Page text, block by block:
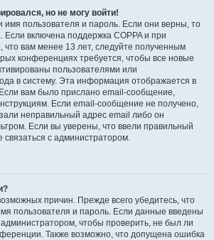
но не могу войти!
имя пользователя и пароль. Если они верны, то
включена поддержка COPPA и при
что вам менее 13 лет, следуйте полученным
конференциях требуется, чтобы все новые
пользователями или
в систему. Эта информация отображается в
вам было прислано email-сообщение,
Если email-сообщение не получено,
неправильный адрес email либо он
Если вы уверены, что ввели правильный
связаться с администратором.
причин. Прежде всего убедитесь, что
пользователя и пароль. Если данные введены
чтобы проверить, не был ли
Также возможно, что допущена ошибка